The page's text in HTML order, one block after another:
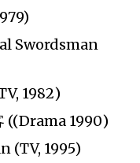
Swordsman
1982)
((Drama 1990)
(TV, 1995)